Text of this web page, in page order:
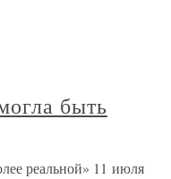
быть
реальной» 11 июля